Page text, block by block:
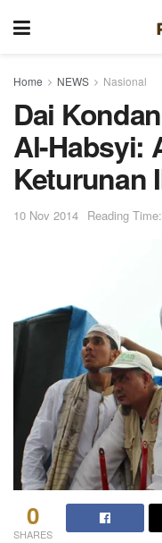
Home NEWS Nasional
Dai
Al-Habsyi:
Keturunan
10 Nov 2014 Reading
0
SHARES